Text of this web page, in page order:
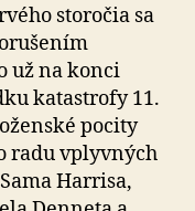
storočia sa
už na konci
katastrofy 11.
pocity
radu vplyvných
Harrisa,